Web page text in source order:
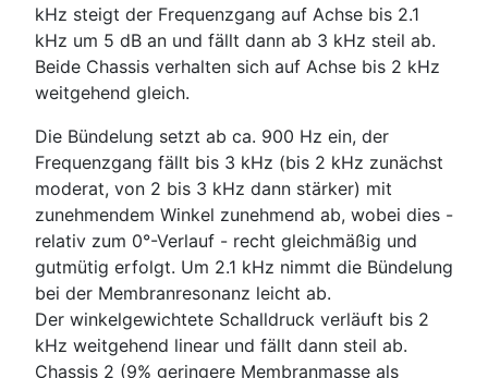
kHz steigt der Frequenzgang auf Achse bis 2.1
kHz um 5 dB an und fällt dann ab 3 kHz steil ab.
Beide Chassis verhalten sich auf Achse bis 2 kHz
weitgehend gleich.
Die Bündelung setzt ab ca. 900 Hz ein, der
Frequenzgang fällt bis 3 kHz (bis 2 kHz zunächst
moderat, von 2 bis 3 kHz dann stärker) mit
zunehmendem Winkel zunehmend ab, wobei dies -
relativ zum 0°-Verlauf - recht gleichmäßig und
gutmütig erfolgt. Um 2.1 kHz nimmt die Bündelung
bei der Membranresonanz leicht ab.
Der winkelgewichtete Schalldruck verläuft bis 2
kHz weitgehend linear und fällt dann steil ab.
Chassis 2 (9% geringere Membranmasse als